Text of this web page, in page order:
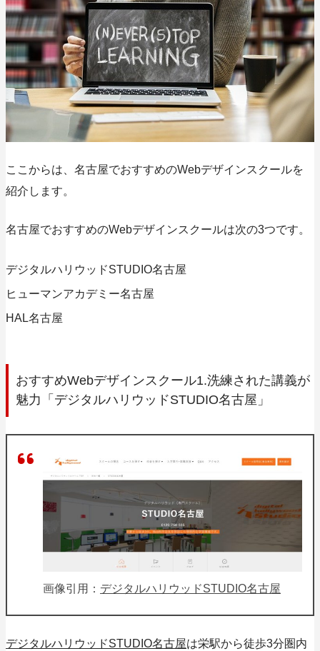
ここからは、名古屋でおすすめのWebデザインスクールを
紹介します。
名古屋でおすすめのWebデザインスクールは次の3つです。
デジタルハリウッドSTUDIO名古屋
ヒューマンアカデミー名古屋
HAL名古屋
おすすめWebデザインスクール1.洗練された講義が
魅力「デジタルハリウッドSTUDIO名古屋」
画像引用： デジタルハリウッドSTUDIO名古屋
デジタルハリウッドSTUDIO名古屋は栄駅から徒歩3分圏内